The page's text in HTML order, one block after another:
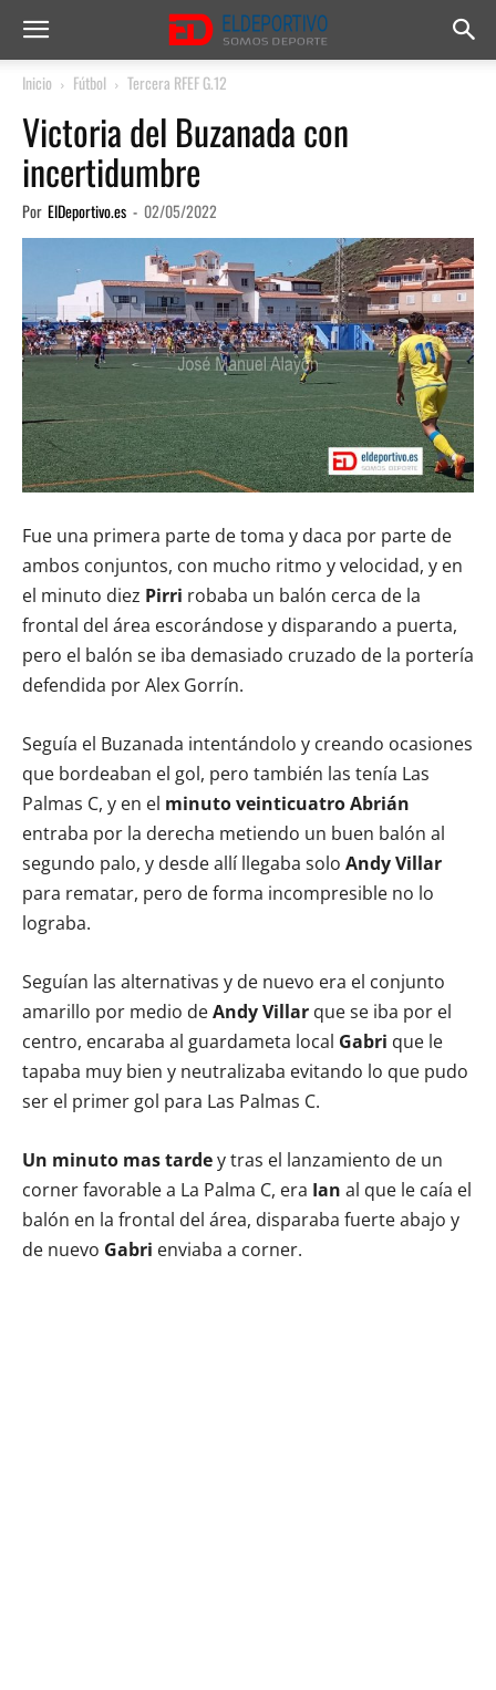
Inicio Fútbol Tercera RFEF G.12
Victoria del Buzanada con
incertidumbre
Por ElDeportivo.es - 02/05/2022
Fue una primera parte de toma y daca por parte de
ambos conjuntos, con mucho ritmo y velocidad, y en
el minuto diez Pirri robaba un balón cerca de la
frontal del área escorándose y disparando a puerta,
pero el balón se iba demasiado cruzado de la portería
defendida por Alex Gorrín.
Seguía el Buzanada intentándolo y creando ocasiones
que bordeaban el gol, pero también las tenía Las
Palmas C, y en el minuto veinticuatroAbrián
entraba por la derecha metiendo un buen balón al
segundo palo, y desde allí llegaba solo Andy Villar
para rematar, pero de forma incompresible no lo
lograba.
Seguían las alternativas y de nuevo era el conjunto
amarillo por medio deAndy Villar que se iba por el
centro, encaraba al guardameta local Gabri que le
tapaba muy bien y neutralizaba evitando lo que pudo
ser el primer gol para Las Palmas C.
Un minuto mas tardey tras el lanzamiento de un
corner favorable a La Palma C, era Ian al que le caía el
balón en la frontal del área, disparaba fuerte abajo y
de nuevo Gabri enviaba a corner.